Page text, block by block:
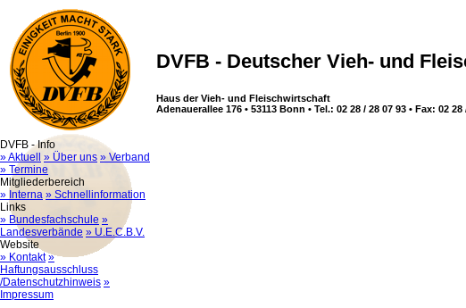
DVFB - Deutscher Vieh- und
Haus der Vieh- und Fleischwirtschaft
Adenauerallee 176 • 53113 Bonn • Tel.: 02 28 / 28 07 93 • Fax: 02 28
DVFB - Info
» Aktuell
» Über uns » Verband
» Termine
Mitgliederbereich
» Interna » Schnellinformation
Links
» Bundesfachschule »
Landesverbände » U.E.C.B.V.
Website
» Kontakt »
Haftungsausschluss
/Datenschutzhinweis »
Impressum